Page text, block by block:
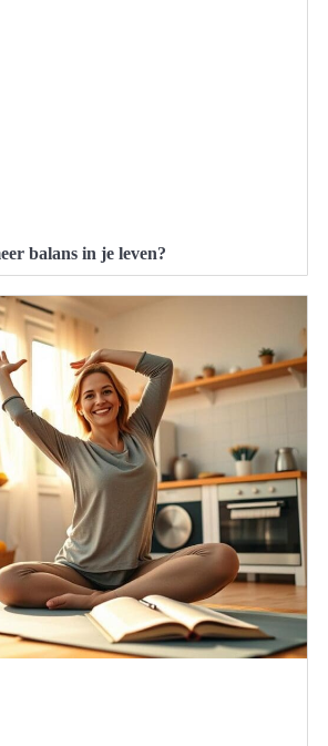
balans in je leven?